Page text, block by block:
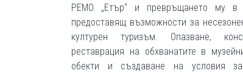
РЕМО „Етър“ и превръщането му в
предоставящ възможности за
културен туризъм. Опазване,
реставрация на обхванатите в
обекти и създаване на условия